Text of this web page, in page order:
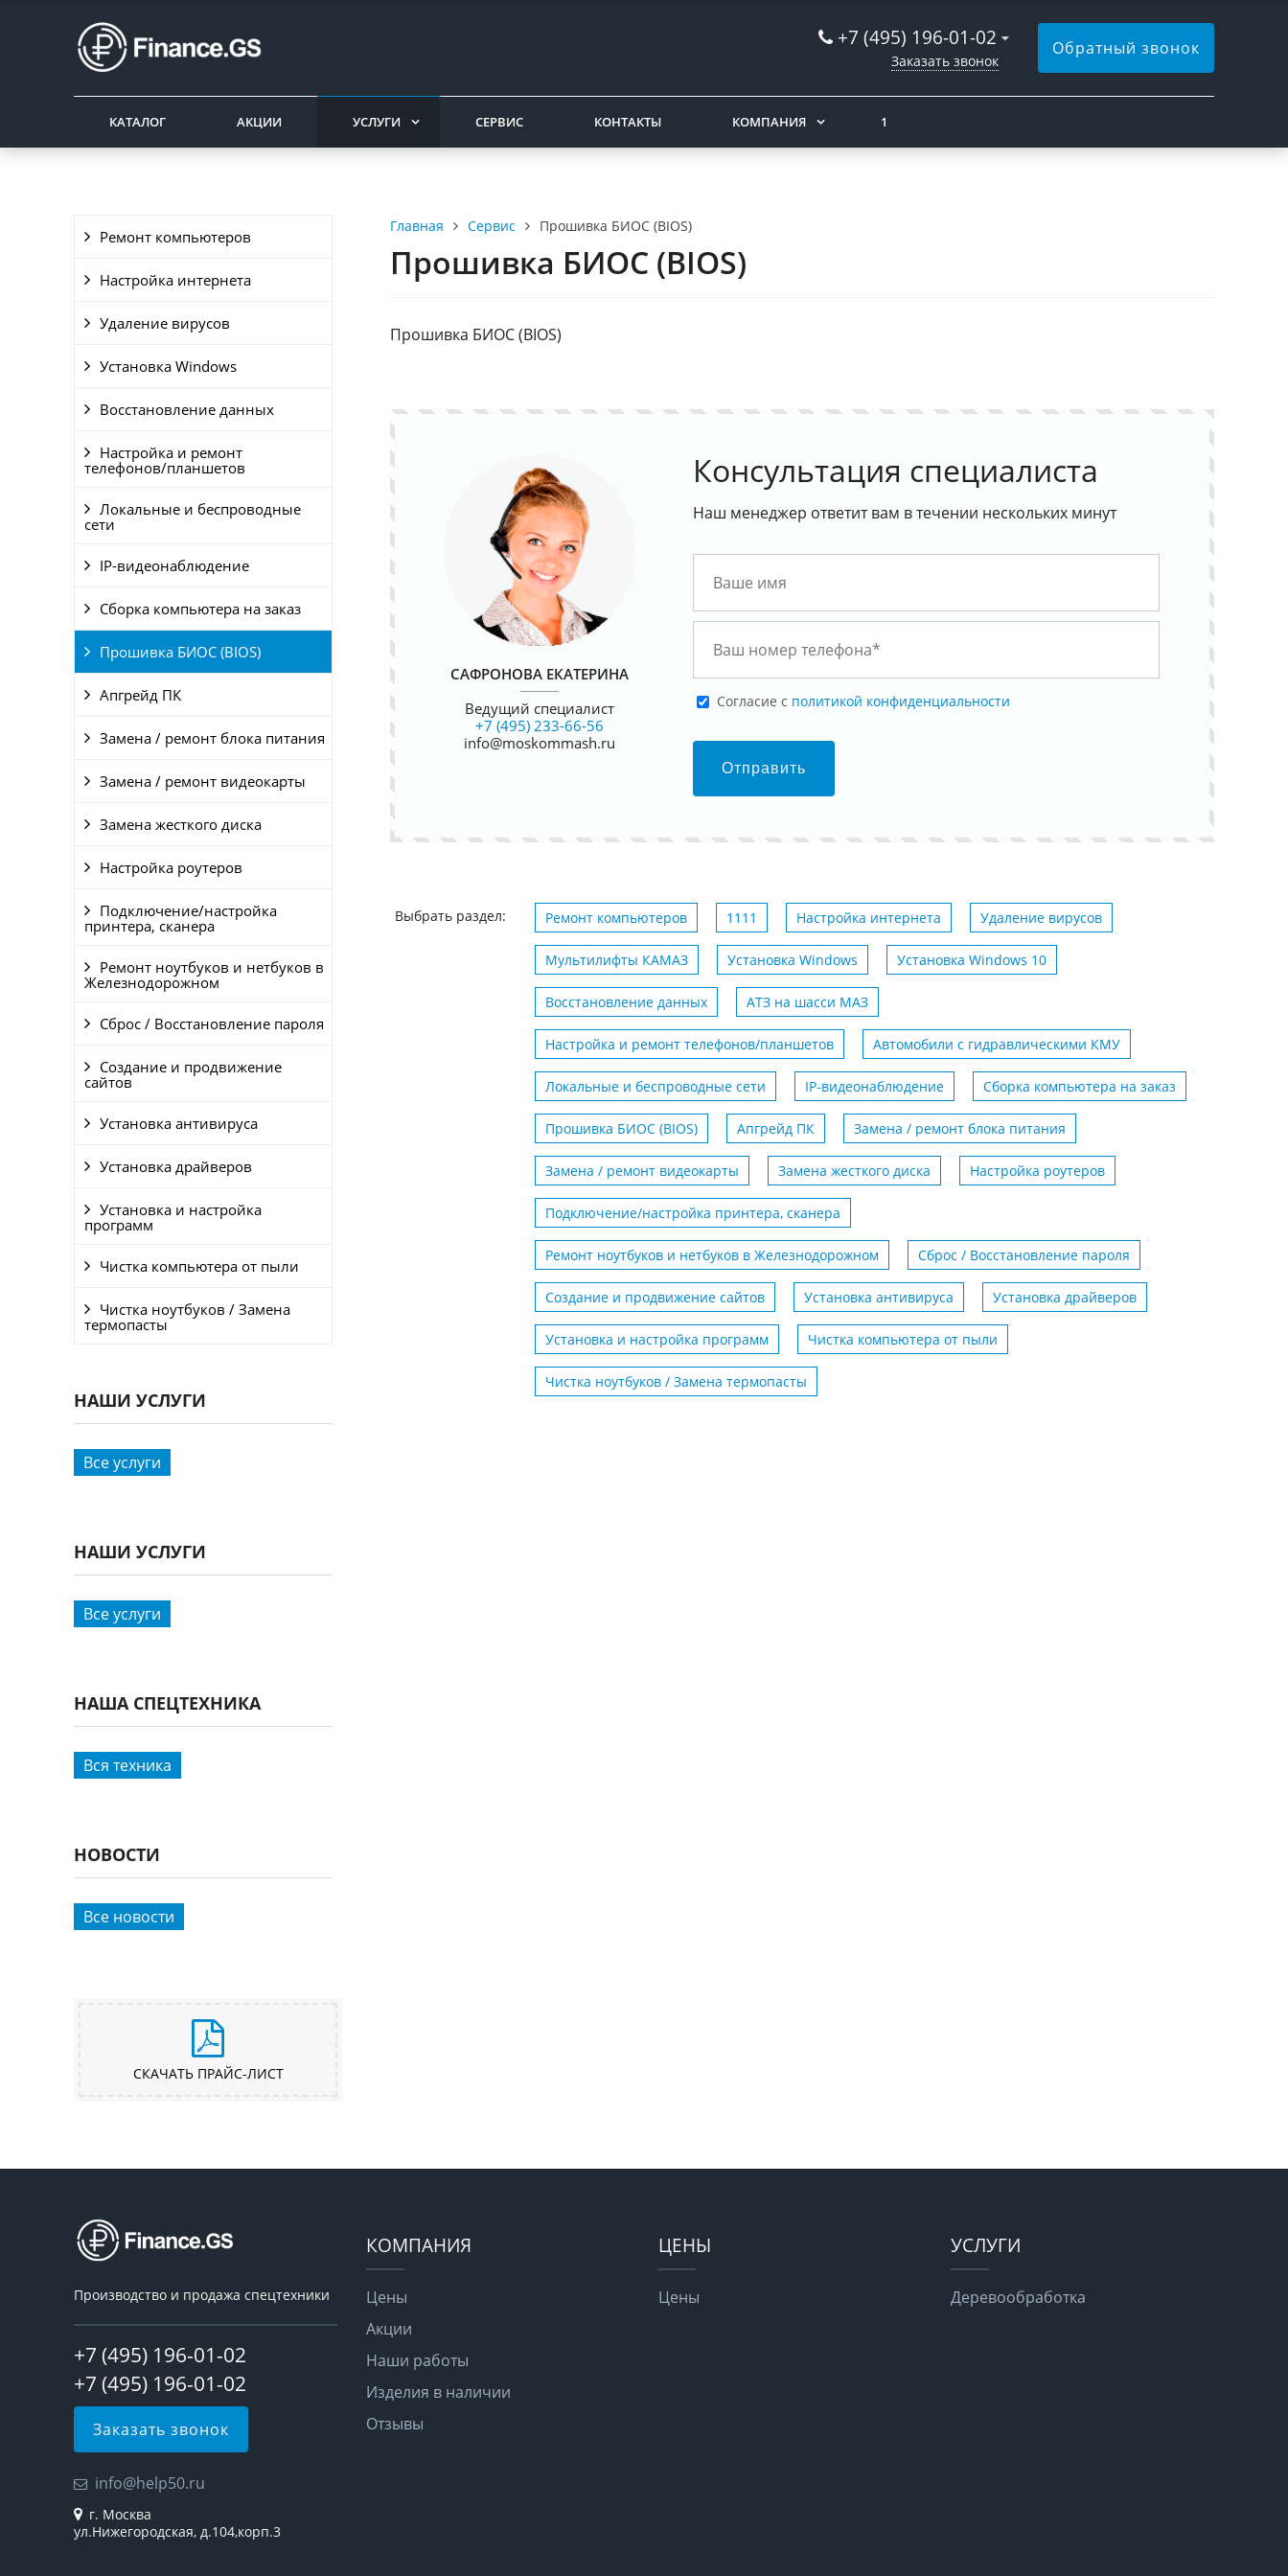
+7 (495) 196-01-02
Заказать звонок
Обратный звонок
КАТАЛОГ АКЦИИ УСЛУГИ СЕРВИС КОНТАКТЫ КОМПАНИЯ 1
Ремонт компьютеров
Настройка интернета
Удаление вирусов
Установка Windows
Восстановление данных
Настройка и ремонт
телефонов/планшетов
Локальные и беспроводные
сети
IP-видеонаблюдение
Сборка компьютера на заказ
Прошивка БИОС (BIOS)
Апгрейд ПК
Замена / ремонт блока питания
Замена / ремонт видеокарты
Замена жесткого диска
Настройка роутеров
Подключение/настройка
принтера, сканера
Ремонт ноутбуков и нетбуков в
Железнодорожном
Сброс / Восстановление пароля
Создание и продвижение
сайтов
Установка антивируса
Установка драйверов
Установка и настройка
программ
Чистка компьютера от пыли
Чистка ноутбуков / Замена
термопасты
НАШИ УСЛУГИ
Все услуги
НАШИ УСЛУГИ
Все услуги
НАША СПЕЦТЕХНИКА
Вся техника
НОВОСТИ
Все новости
СКАЧАТЬ ПРАЙС-ЛИСТ
Главная Сервис Прошивка БИОС (BIOS)
Прошивка БИОС (BIOS)
Прошивка БИОС (BIOS)
САФРОНОВА ЕКАТЕРИНА
Ведущий специалист
+7 (495) 233-66-56
info@moskommash.ru
Консультация специалиста
Наш менеджер ответит вам в течении нескольких минут
Cогласие с политикой конфиденциальности
Отправить
Выбрать раздел: Ремонт компьютеров 1111 Настройка интернета Удаление вирусов
Мультилифты КАМАЗ Установка Windows Установка Windows 10
Восстановление данных АТЗ на шасси MАЗ
Настройка и ремонт телефонов/планшетов Автомобили с гидравлическими КМУ
Локальные и беспроводные сети IP-видеонаблюдение Сборка компьютера на заказ
Прошивка БИОС (BIOS) Апгрейд ПК Замена / ремонт блока питания
Замена / ремонт видеокарты Замена жесткого диска Настройка роутеров
Подключение/настройка принтера, сканера
Ремонт ноутбуков и нетбуков в Железнодорожном Сброс / Восстановление пароля
Создание и продвижение сайтов Установка антивируса Установка драйверов
Установка и настройка программ Чистка компьютера от пыли
Чистка ноутбуков / Замена термопасты
Производство и продажа спецтехники
+7 (495) 196-01-02
+7 (495) 196-01-02
Заказать звонок
info@help50.ru
г. Москва
ул.Нижегородская, д.104,корп.3
КОМПАНИЯ
Цены
Акции
Наши работы
Изделия в наличии
Отзывы
ЦЕНЫ
Цены
УСЛУГИ
Деревообработка